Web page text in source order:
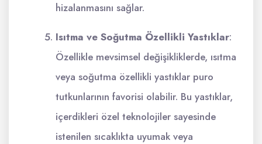
hizalanmasını sağlar.
Isıtma ve Soğutma Özellikli Yastıklar:
Özellikle mevsimsel değişikliklerde, ısıtma
veya soğutma özellikli yastıklar puro
tutkunlarının favorisi olabilir. Bu yastıklar,
içerdikleri özel teknolojiler sayesinde
istenilen sıcaklıkta uyumak veya